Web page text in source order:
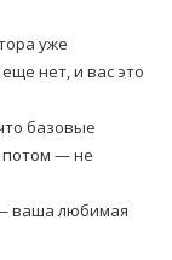
уже
нет, и вас это
базовые
потом — не
— ваша любимая